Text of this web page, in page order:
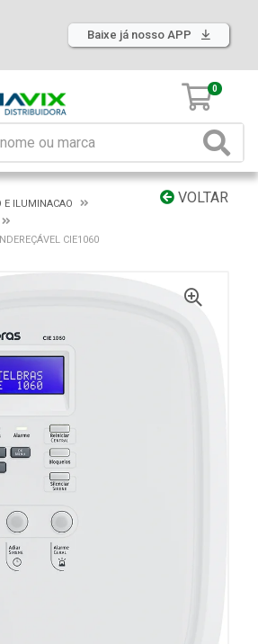
Baixe já nosso APP
0
VOLTAR
E ILUMINACAO
CIE1060